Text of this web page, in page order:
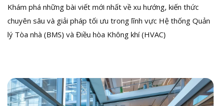
Khám phá những bài viết mới nhất về xu hướng, kiến thức
chuyên sâu và giải pháp tối ưu trong lĩnh vực Hệ thống Quản
lý Tòa nhà (BMS) và Điều hòa Không khí (HVAC)